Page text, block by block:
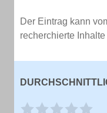
Der Eintrag kann
recherchierte